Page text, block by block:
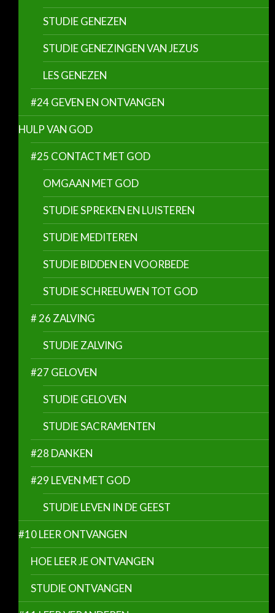
STUDIE GENEZEN
STUDIE GENEZINGEN VAN JEZUS
LES GENEZEN
#24 GEVEN EN ONTVANGEN
HULP VAN GOD
#25 CONTACT MET GOD
OMGAAN MET GOD
STUDIE SPREKEN EN LUISTEREN
STUDIE MEDITEREN
STUDIE BIDDEN EN VOORBEDE
STUDIE SCHREEUWEN TOT GOD
# 26 ZALVING
STUDIE ZALVING
#27 GELOVEN
STUDIE GELOVEN
STUDIE SACRAMENTEN
#28 DANKEN
#29 LEVEN MET GOD
STUDIE LEVEN IN DE GEEST
#10 LEER ONTVANGEN
HOE LEER JE ONTVANGEN
STUDIE ONTVANGEN